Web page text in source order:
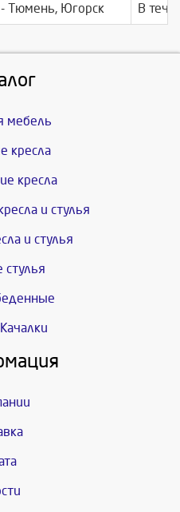
- Тюмень, Югорск В
мебель
кресла
кресла
и стулья
и стулья
стулья